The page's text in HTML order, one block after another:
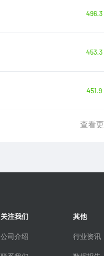
496.3
453.3
451.9
查看
关注我们
公司介绍
其他
行业资讯